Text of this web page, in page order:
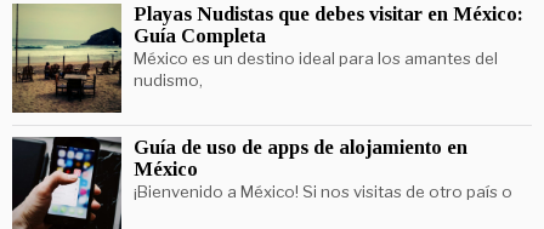
Playas Nudistas que debes visitar en México:
Guía Completa
México es un destino ideal para los amantes del
nudismo,
Guía de uso de apps de alojamiento en
México
¡Bienvenido a México! Si nos visitas de otro país o